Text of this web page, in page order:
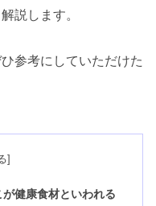
説します。
参考にしていただけた
が健康食材といわれる